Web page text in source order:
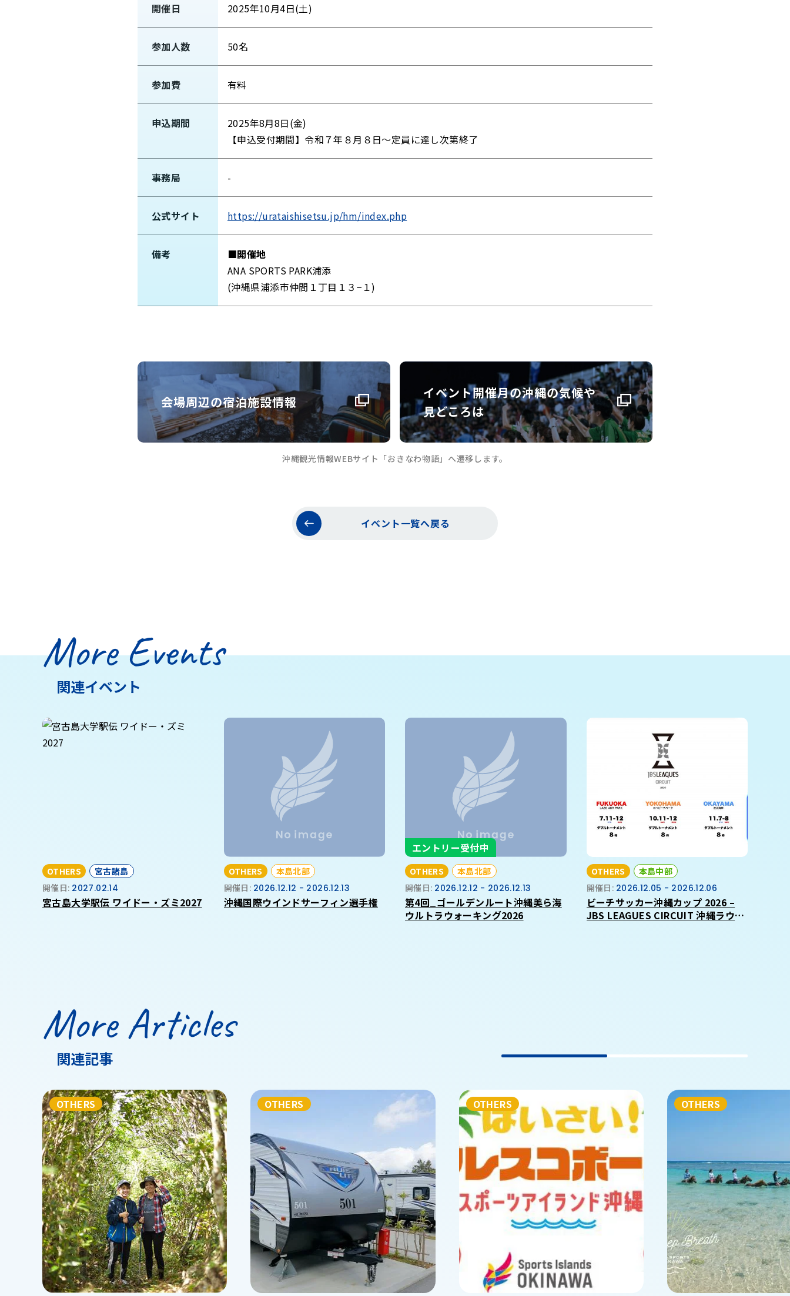
開催日 2025年10月4日(土)
参加人数 50名
参加費 有料
申込期間
2025年8月8日(金)
【申込受付期間】令和７年８月８日～定員に達し次第終了
事務局 -
公式サイト https://urataishisetsu.jp/hm/index.php
備考
■開催地
ANA SPORTS PARK浦添
(沖縄県浦添市仲間１丁目１３−１)
会場周辺の宿泊施設情報
イベント開催月の沖縄の気候や
見どころは
沖縄観光情報WEBサイト「おきなわ物語」へ遷移します。
イベント一覧へ戻る
More Events
関連イベント
OTHERS
宮古諸島
開催日: 2027.02.14
宮古島大学駅伝 ワイドー・ズミ2027
OTHERS
本島北部
開催日: 2026.12.12 - 2026.12.13
沖縄国際ウインドサーフィン選手権
エントリー受付中
OTHERS
本島北部
開催日: 2026.12.12 - 2026.12.13
第4回_ゴールデンルート沖縄美ら海
ウルトラウォーキング2026
OTHERS
本島中部
開催日: 2026.12.05 - 2026.12.06
ビーチサッカー沖縄カップ 2026 –
JBS LEAGUES CIRCUIT 沖縄ラウン
More Articles
関連記事
OTHERS OTHERS OTHERS OTHERS